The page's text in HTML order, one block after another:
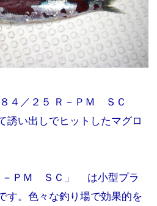
４／２５ Ｒ－ＰＭ ＳＣ
い出しでヒットしたマグロ
－ＰＭ ＳＣ」 は小型プラ
す。色々な釣り場で効果的を